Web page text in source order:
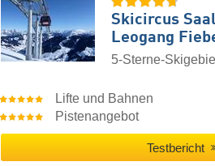
Skicircus
Leogang
5-Sterne-
Lifte und Bahnen
Pistenangebot
Testbericht